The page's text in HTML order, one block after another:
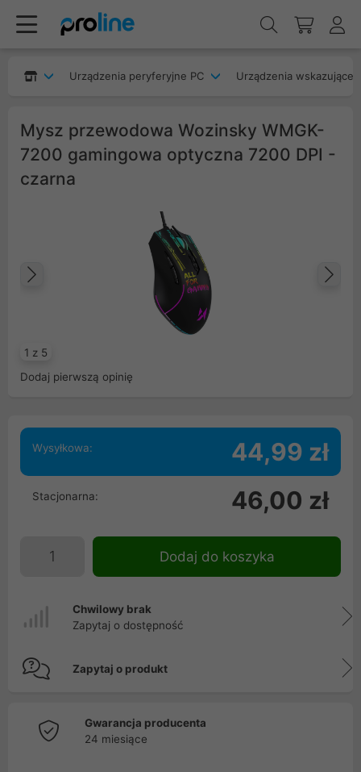
Urządzenia peryferyjne PC Urządzenia wskazujące
Mysz przewodowa Wozinsky WMGK-
7200 gamingowa optyczna 7200 DPI -
czarna
1 z 5
Dodaj pierwszą opinię
Wysyłkowa: 44,99 zł
Stacjonarna: 46,00 zł
Dodaj do koszyka
Chwilowy brak
Zapytaj o dostępność
Zapytaj o produkt
Gwarancja producenta
24 miesiące